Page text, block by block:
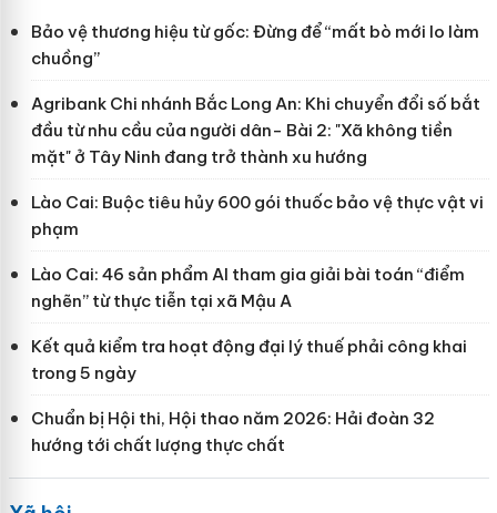
Bảo vệ thương hiệu từ gốc: Đừng để “mất bò mới lo làm
chuồng”
Agribank Chi nhánh Bắc Long An: Khi chuyển đổi số bắt
đầu từ nhu cầu của người dân- Bài 2: "Xã không tiền
mặt" ở Tây Ninh đang trở thành xu hướng
Lào Cai: Buộc tiêu hủy 600 gói thuốc bảo vệ thực vật vi
phạm
Lào Cai: 46 sản phẩm AI tham gia giải bài toán “điểm
nghẽn” từ thực tiễn tại xã Mậu A
Kết quả kiểm tra hoạt động đại lý thuế phải công khai
trong 5 ngày
Chuẩn bị Hội thi, Hội thao năm 2026: Hải đoàn 32
hướng tới chất lượng thực chất